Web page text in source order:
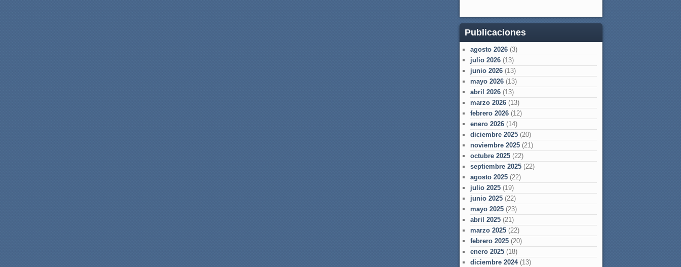
Publicaciones
agosto 2026 (3)
julio 2026 (13)
junio 2026 (13)
mayo 2026 (13)
abril 2026 (13)
marzo 2026 (13)
febrero 2026 (12)
enero 2026 (14)
diciembre 2025 (20)
noviembre 2025 (21)
octubre 2025 (22)
septiembre 2025 (22)
agosto 2025 (22)
julio 2025 (19)
junio 2025 (22)
mayo 2025 (23)
abril 2025 (21)
marzo 2025 (22)
febrero 2025 (20)
enero 2025 (18)
diciembre 2024(13)